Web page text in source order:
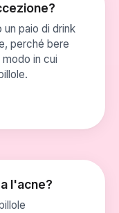
un paio di drink
perché bere
in cui
l'acne?